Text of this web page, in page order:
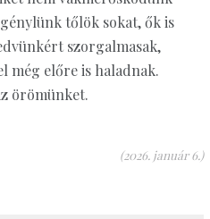
tőlök sokat, ők is
szorgalmasak,
még előre is haladnak.
örömünket.
(2026. január 6.)